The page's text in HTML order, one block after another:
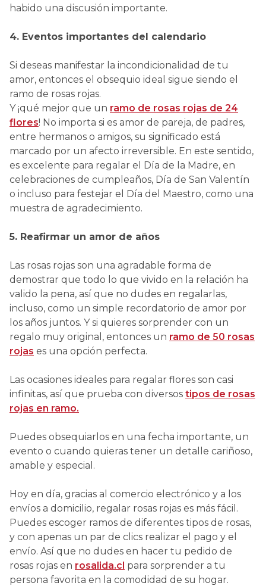
habido una discusión importante.
4. Eventos importantes del calendario
Si deseas manifestar la incondicionalidad de tu
amor, entonces el obsequio ideal sigue siendo el
ramo de rosas rojas.
Y ¡qué mejor que un ramo de rosas rojas de 24
flores! No importa si es amor de pareja, de padres,
entre hermanos o amigos, su significado está
marcado por un afecto irreversible. En este sentido,
es excelente para regalar el Día de la Madre, en
celebraciones de cumpleaños, Día de San Valentín
o incluso para festejar el Día del Maestro, como una
muestra de agradecimiento.
5. Reafirmar un amor de años
Las rosas rojas son una agradable forma de
demostrar que todo lo que vivido en la relación ha
valido la pena, así que no dudes en regalarlas,
incluso, como un simple recordatorio de amor por
los años juntos. Y si quieres sorprender con un
regalo muy original, entonces un ramo de 50 rosas
rojas es una opción perfecta.
Las ocasiones ideales para regalar flores son casi
infinitas, así que prueba con diversos tipos de rosas
rojas en ramo.
Puedes obsequiarlos en una fecha importante, un
evento o cuando quieras tener un detalle cariñoso,
amable y especial.
Hoy en día, gracias al comercio electrónico y a los
envíos a domicilio, regalar rosas rojas es más fácil.
Puedes escoger ramos de diferentes tipos de rosas,
y con apenas un par de clics realizar el pago y el
envío. Así que no dudes en hacer tu pedido de
rosas rojas en rosalida.cl para sorprender a tu
persona favorita en la comodidad de su hogar.